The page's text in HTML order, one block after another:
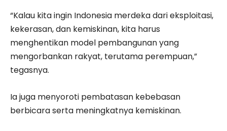
“Kalau kita ingin Indonesia merdeka dari eksploitasi,
kekerasan, dan kemiskinan, kita harus
menghentikan model pembangunan yang
mengorbankan rakyat, terutama perempuan,”
tegasnya.
Ia juga menyoroti pembatasan kebebasan
berbicara serta meningkatnya kemiskinan.